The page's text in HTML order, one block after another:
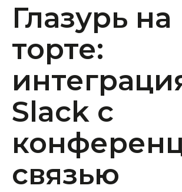
Глазурь на
торте:
Slack с
связью